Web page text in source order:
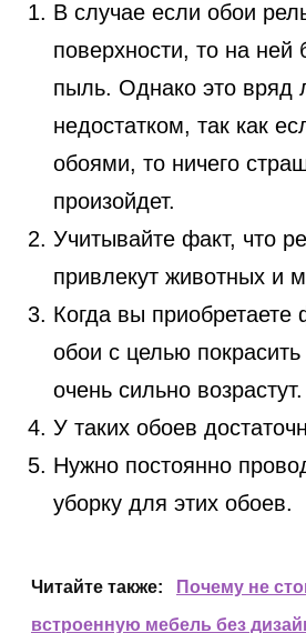
В случае если обои
поверхности, то на ней
пыль. Однако это вряд
недостатком, так как
обоями, то ничего
произойдет.
Учитывайте факт, что
привлекут животных и
Когда вы
обои с целью
очень сильно возрастут.
У таких обоев
Нужно постоянно
уборку для этих обоев.
Читайте также:
Почему не
встроенную мебель без